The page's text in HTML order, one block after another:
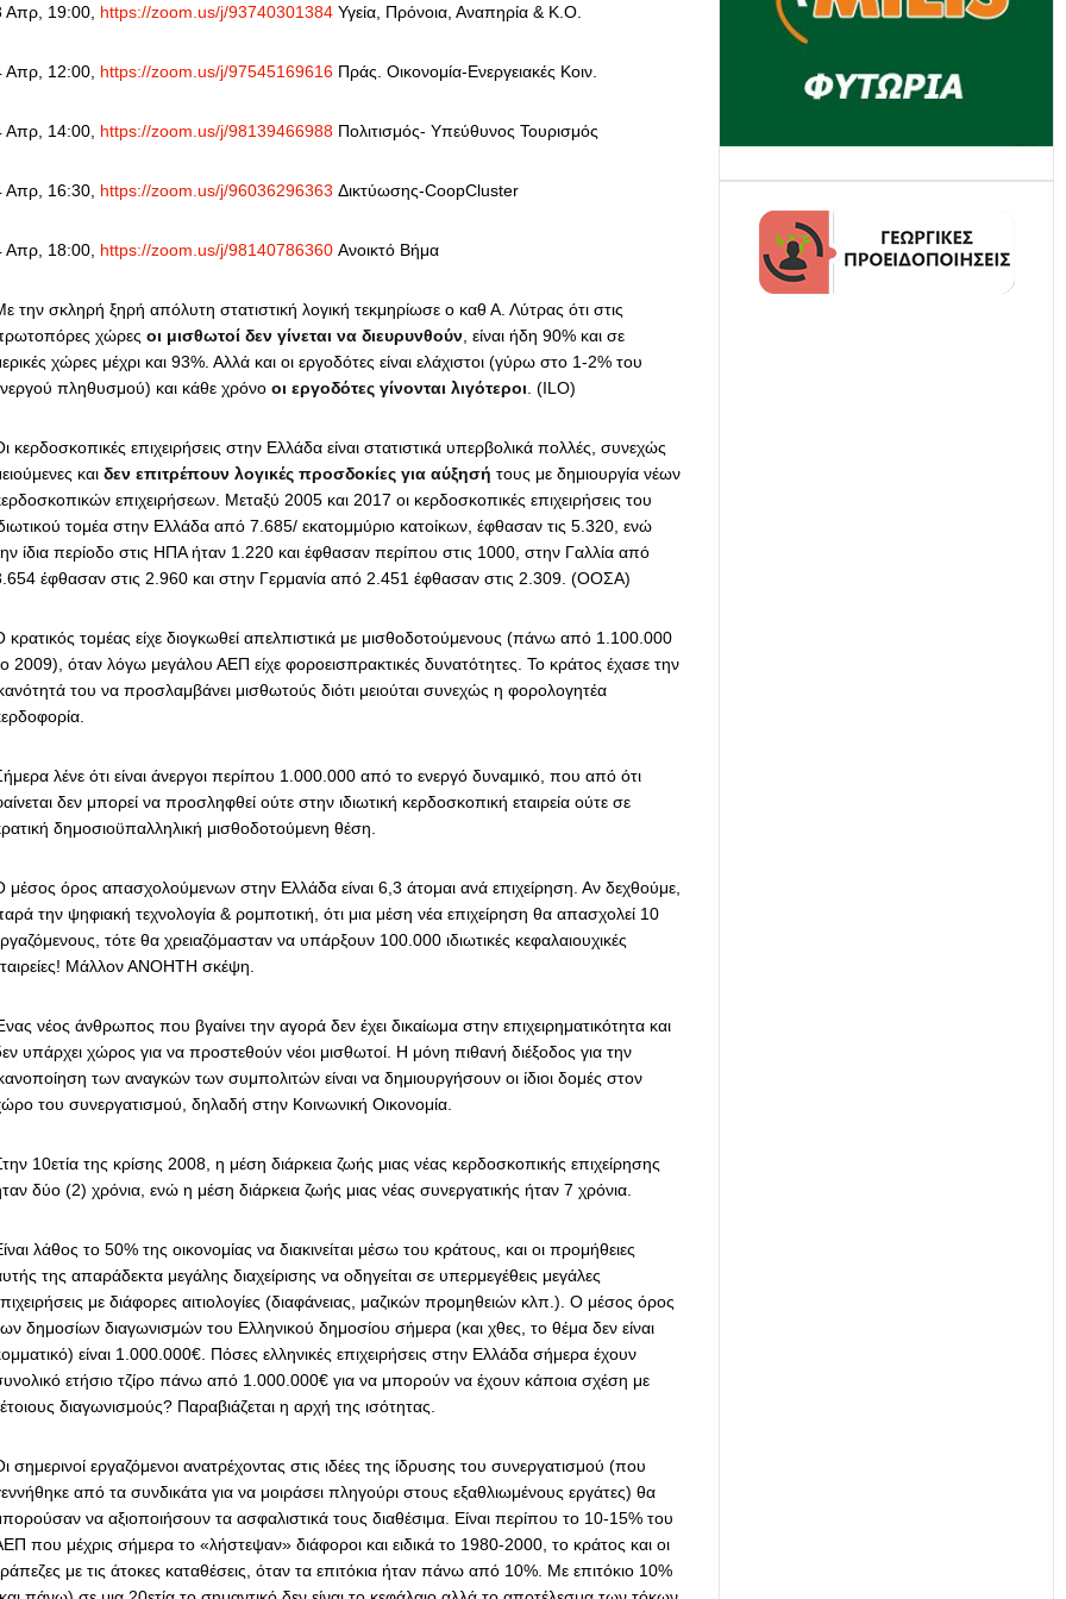
Απρ, 19:00, https://zoom.us/j/93740301384Υγεία, Πρόνοια, Αναπηρία & Κ.Ο.
Απρ, 12:00, https://zoom.us/j/97545169616Πράς. Οικονομία-Ενεργειακές Κοιν.
Απρ, 14:00, https://zoom.us/j/98139466988Πολιτισμός- Υπεύθυνος Τουρισμός
Απρ, 16:30, https://zoom.us/j/96036296363 Δικτύωσης-CoopCluster
Απρ, 18:00, https://zoom.us/j/98140786360Ανοικτό Βήμα
την σκληρή ξηρή απόλυτη στατιστική λογική τεκμηρίωσε ο καθ Α. Λύτρας ότι στις
χώρες οι μισθωτοί δεν γίνεται να διευρυνθούν, είναι ήδη 90% και σε
χώρες μέχρι και 93%. Αλλά και οι εργοδότες είναι ελάχιστοι (γύρω στο 1-2% του
πληθυσμού) και κάθε χρόνο οι εργοδότες γίνονται λιγότεροι . (ILO)
κερδοσκοπικές επιχειρήσεις στην Ελλάδα είναι στατιστικά υπερβολικά πολλές, συνεχώς
και δεν επιτρέπουν λογικές προσδοκίες για αύξησή τους με δημιουργία νέων
επιχειρήσεων. Μεταξύ 2005 και 2017 οι κερδοσκοπικές επιχειρήσεις του
τομέα στην Ελλάδα από 7.685/ εκατομμύριο κατοίκων, έφθασαν τις 5.320, ενώ
ίδια περίοδο στις ΗΠΑ ήταν 1.220 και έφθασαν περίπου στις 1000, στην Γαλλία από
έφθασαν στις 2.960 και στην Γερμανία από 2.451 έφθασαν στις 2.309. (ΟΟΣΑ)
κρατικός τομέας είχε διογκωθεί απελπιστικά με μισθοδοτούμενους (πάνω από 1.100.000
2009), όταν λόγω μεγάλου ΑΕΠ είχε φοροεισπρακτικές δυνατότητες. Το κράτος έχασε την
του να προσλαμβάνει μισθωτούς διότι μειούται συνεχώς η φορολογητέα
λένε ότι είναι άνεργοι περίπου 1.000.000 από το ενεργό δυναμικό, που από ότι
δεν μπορεί να προσληφθεί ούτε στην ιδιωτική κερδοσκοπική εταιρεία ούτε σε
δημοσιοϋπαλληλική μισθοδοτούμενη θέση.
μέσος όρος απασχολούμενων στην Ελλάδα είναι 6,3 άτομαι ανά επιχείρηση. Αν δεχθούμε,
την ψηφιακή τεχνολογία & ρομποτική, ότι μια μέση νέα επιχείρηση θα απασχολεί 10
τότε θα χρειαζόμασταν να υπάρξουν 100.000 ιδιωτικές κεφαλαιουχικές
Μάλλον ΑΝΟΗΤΗ σκέψη.
νέος άνθρωπος που βγαίνει την αγορά δεν έχει δικαίωμα στην επιχειρηματικότητα και
υπάρχει χώρος για να προστεθούν νέοι μισθωτοί. Η μόνη πιθανή διέξοδος για την
των αναγκών των συμπολιτών είναι να δημιουργήσουν οι ίδιοι δομές στον
του συνεργατισμού, δηλαδή στην Κοινωνική Οικονομία.
10ετία της κρίσης 2008, η μέση διάρκεια ζωής μιας νέας κερδοσκοπικής επιχείρησης
δύο (2) χρόνια, ενώ η μέση διάρκεια ζωής μιας νέας συνεργατικής ήταν 7 χρόνια.
λάθος το 50% της οικονομίας να διακινείται μέσω του κράτους, και οι προμήθειες
της απαράδεκτα μεγάλης διαχείρισης να οδηγείται σε υπερμεγέθεις μεγάλες
με διάφορες αιτιολογίες (διαφάνειας, μαζικών προμηθειών κλπ.). Ο μέσος όρος
δημοσίων διαγωνισμών του Ελληνικού δημοσίου σήμερα (και χθες, το θέμα δεν είναι
είναι 1.000.000€. Πόσες ελληνικές επιχειρήσεις στην Ελλάδα σήμερα έχουν
ετήσιο τζίρο πάνω από 1.000.000€ για να μπορούν να έχουν κάποια σχέση με
διαγωνισμούς? Παραβιάζεται η αρχή της ισότητας.
σημερινοί εργαζόμενοι ανατρέχοντας στις ιδέες της ίδρυσης του συνεργατισμού (που
από τα συνδικάτα για να μοιράσει πληγούρι στους εξαθλιωμένους εργάτες) θα
να αξιοποιήσουν τα ασφαλιστικά τους διαθέσιμα. Είναι περίπου το 10-15% του
που μέχρις σήμερα το «λήστεψαν» διάφοροι και ειδικά το 1980-2000, το κράτος και οι
με τις άτοκες καταθέσεις, όταν τα επιτόκια ήταν πάνω από 10%. Με επιτόκιο 10%